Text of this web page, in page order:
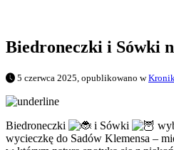
Biedroneczki i Sówki
5 czerwca 2025, opublikowano w
Biedroneczki i Sówki
wycieczkę do Sadów Klemensa –